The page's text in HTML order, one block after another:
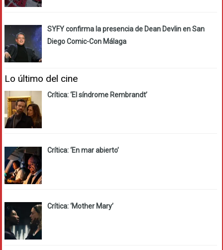
SYFY confirma la presencia de Dean Devlin en San
Diego Comic-Con Málaga
Lo último del cine
Crítica: ‘El síndrome Rembrandt’
Crítica: ‘En mar abierto’
Crítica: ‘Mother Mary’